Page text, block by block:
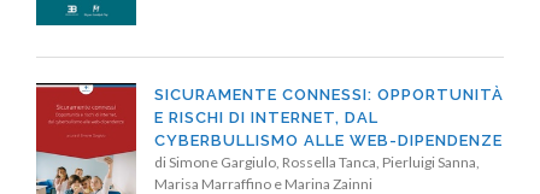
SICURAMENTE CONNESSI: OPPORTUNITÀ
E RISCHI DI INTERNET, DAL
CYBERBULLISMO ALLE WEB-DIPENDENZE
di Simone Gargiulo, Rossella Tanca, Pierluigi Sanna,
Marisa Marraffino e Marina Zainni